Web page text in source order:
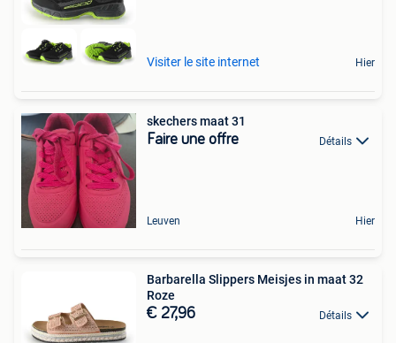
Visiter le site internet Hier
skechers maat 31
Faire une offre Détails
Leuven Hier
Barbarella Slippers Meisjes in maat 32
Roze
€ 27,96 Détails